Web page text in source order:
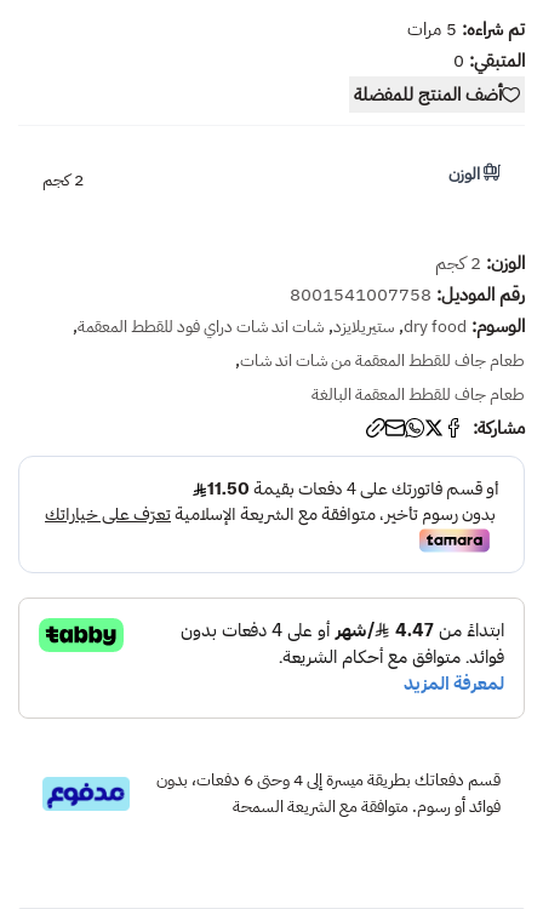
تم شراءه: 5 مرات
المتبقي: 0
أضف المنتج للمفضلة
الوزن 2 كجم
الوزن: 2 كجم
رقم الموديل: 8001541007758
الوسوم: dry food
, ستيريلايزد, شات اند شات دراي فود للقطط المعقمة,
طعام جاف للقطط المعقمة من شات اند شات,
طعام جاف للقطط المعقمة البالغة
مشاركة:
قسم دفعاتك بطريقة ميسرة إلى 4 وحتى 6 دفعات، بدون
فوائد أو رسوم. متوافقة مع الشريعة السمحة